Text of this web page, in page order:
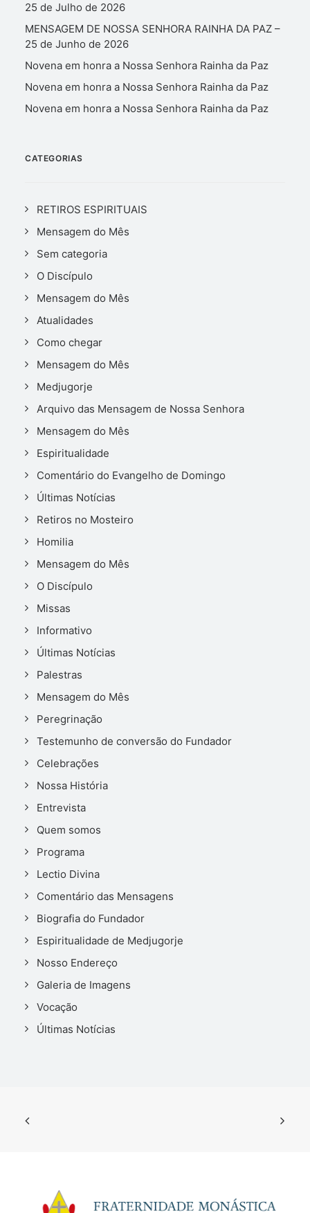
25 de Julho de 2026
MENSAGEM DE NOSSA SENHORA RAINHA DA PAZ –
25 de Junho de 2026
Novena em honra a Nossa Senhora Rainha da Paz
Novena em honra a Nossa Senhora Rainha da Paz
Novena em honra a Nossa Senhora Rainha da Paz
CATEGORIAS
RETIROS ESPIRITUAIS
Mensagem do Mês
Sem categoria
O Discípulo
Mensagem do Mês
Atualidades
Como chegar
Mensagem do Mês
Medjugorje
Arquivo das Mensagem de Nossa Senhora
Mensagem do Mês
Espiritualidade
Comentário do Evangelho de Domingo
Últimas Notícias
Retiros no Mosteiro
Homilia
Mensagem do Mês
O Discípulo
Missas
Informativo
Últimas Notícias
Palestras
Mensagem do Mês
Peregrinação
Testemunho de conversão do Fundador
Celebrações
Nossa História
Entrevista
Quem somos
Programa
Lectio Divina
Comentário das Mensagens
Biografia do Fundador
Espiritualidade de Medjugorje
Nosso Endereço
Galeria de Imagens
Vocação
Últimas Notícias